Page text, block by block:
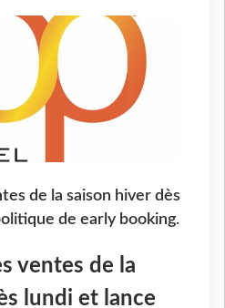
de la saison hiver dès
de early booking.
ventes de la
lundi et lance